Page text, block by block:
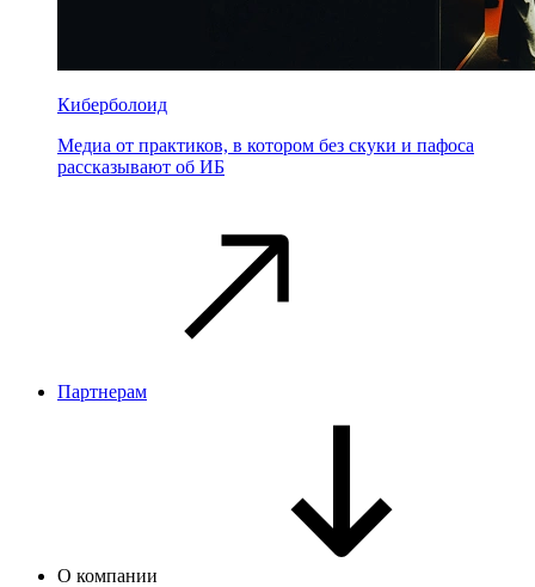
Киберболоид
Медиа от практиков, в котором без скуки и пафоса
рассказывают об ИБ
Партнерам
О компании